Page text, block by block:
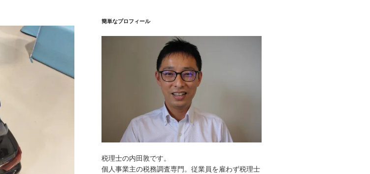
簡単なプロフィール
税理士の内田敦です。
個人事業主の税務調査専門。従業員を雇わず税理士